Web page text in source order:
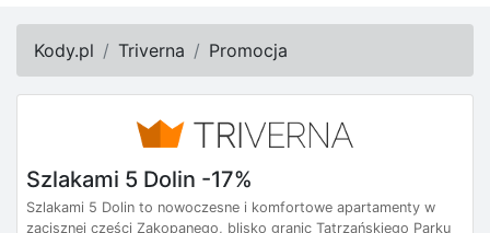
Kody.pl Triverna Promocja
Szlakami 5 Dolin -17%
Szlakami 5 Dolin to nowoczesne i komfortowe apartamenty w
zacisznej części Zakopanego, blisko granic Tatrzańskiego Parku